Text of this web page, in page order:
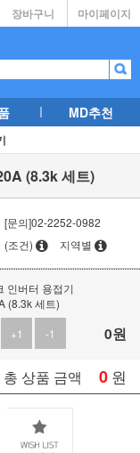
마이페이지
장바구니
MD추천
(8.3k 세트)
[문의]02-2252-0982
(조건) 지역별
인버터 용접기
(8.3k 세트)
+1
-1 0원
총 상품 금액 0 원